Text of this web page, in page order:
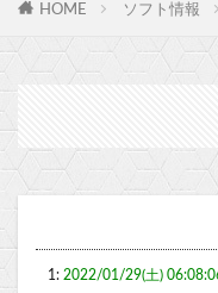
HOME ソフト情報
1: 2022/01/29(土)